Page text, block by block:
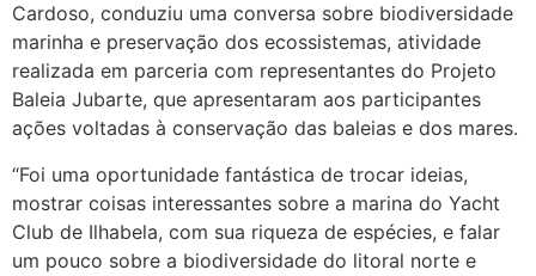
Cardoso, conduziu uma conversa sobre biodiversidade
marinha e preservação dos ecossistemas, atividade
realizada em parceria com representantes do Projeto
Baleia Jubarte, que apresentaram aos participantes
ações voltadas à conservação das baleias e dos mares.
“Foi uma oportunidade fantástica de trocar ideias,
mostrar coisas interessantes sobre a marina do Yacht
Club de Ilhabela, com sua riqueza de espécies, e falar
um pouco sobre a biodiversidade do litoral norte e